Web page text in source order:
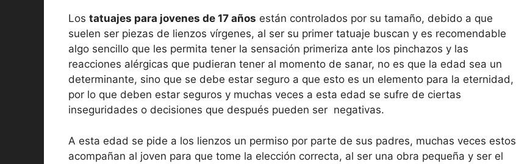
Los tatuajes para jovenes de 17 años están controlados por su tamaño, debido a que
suelen ser piezas de lienzos vírgenes, al ser su primer tatuaje buscan y es recomendable
algo sencillo que les permita tener la sensación primeriza ante los pinchazos y las
reacciones alérgicas que pudieran tener al momento de sanar, no es que la edad sea un
determinante, sino que se debe estar seguro a que esto es un elemento para la eternidad,
por lo que deben estar seguros y muchas veces a esta edad se sufre de ciertas
inseguridades o decisiones que después pueden ser negativas.
A esta edad se pide a los lienzos un permiso por parte de sus padres, muchas veces estos
acompañan al joven para que tome la elección correcta, al ser una obra pequeña y ser el